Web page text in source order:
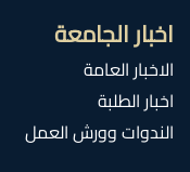
اخبار الجامعة
الاخبار العامة
اخبار الطلبة
الندوات وورش العمل